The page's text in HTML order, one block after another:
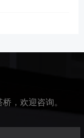
，欢迎咨询。